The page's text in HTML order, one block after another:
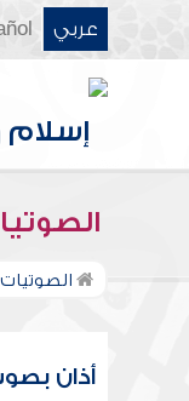
عربي
الصوتيات
أذان